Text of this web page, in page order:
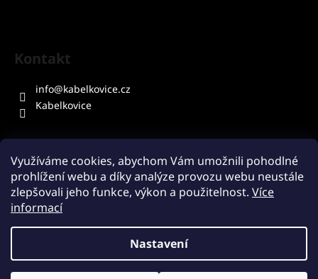
Využíváme cookies, abychom Vám umožnili pohodlné
prohlížení webu a díky analýze provozu webu neustále
zlepšovali jeho funkce, výkon a použitelnost. Více
informací
Nastavení
Kontakt
info@kabelkovice.cz
Kabelkovice
Přijímáme online platby